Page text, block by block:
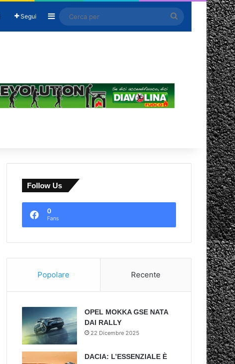
Segui Barra laterale
per
Follow Us
0
Fans
Popolare Recente
OPEL MOKKA GSE NATA
DAI RALLY
22 Dicembre 2025
DACIA: L’ESSENZIALE È